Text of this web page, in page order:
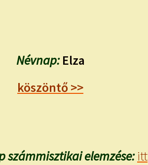
Névnap:Elza
köszöntő >>
számmisztikai elemzése: itt